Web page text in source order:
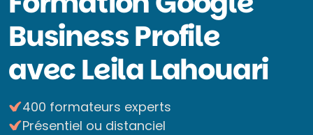
Business Profile
avec Leila Lahouari
400 formateurs experts
Présentiel ou distanciel